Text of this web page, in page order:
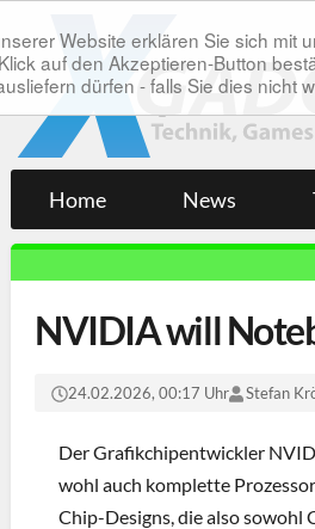
Website erklären Sie sich
auf den Akzeptieren-Button
dürfen - falls Sie dies nicht
Home News
NVIDIA will
24.02.2026, 00:17 Uhr Stefan
Der Grafikchipentwickler
wohl auch komplette
Chip-Designs, die also sowohl